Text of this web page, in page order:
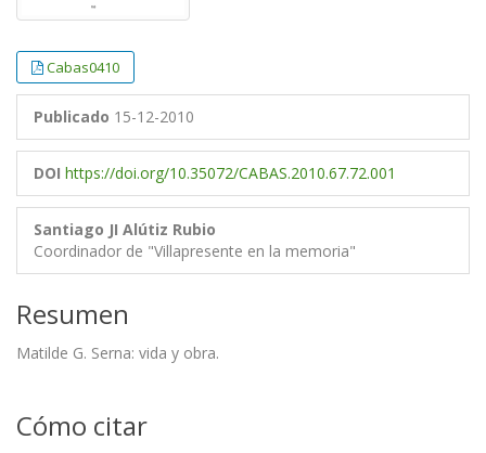
Cabas0410
Publicado 15-12-2010
DOI https://doi.org/10.35072/CABAS.2010.67.72.001
Santiago JI Alútiz Rubio
Coordinador de "Villapresente en la memoria"
Resumen
Matilde G. Serna: vida y obra.
Cómo citar